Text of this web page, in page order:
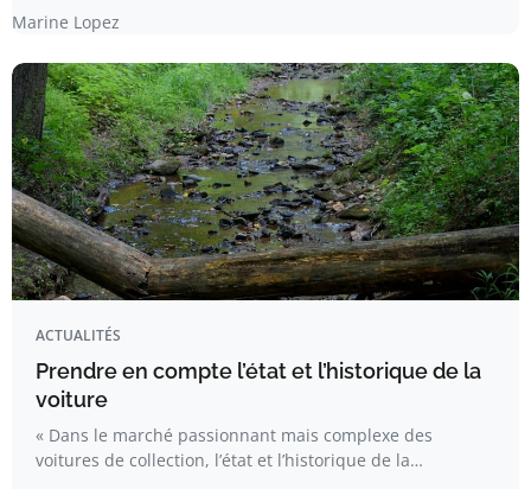
Marine Lopez
ACTUALITÉS
Prendre en compte l’état et l’historique de la
voiture
« Dans le marché passionnant mais complexe des
voitures de collection, l’état et l’historique de la…